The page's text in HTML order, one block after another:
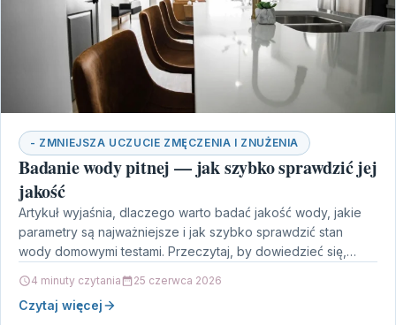
- ZMNIEJSZA UCZUCIE ZMĘCZENIA I ZNUŻENIA
Badanie wody pitnej — jak szybko sprawdzić jej
jakość
Artykuł wyjaśnia, dlaczego warto badać jakość wody, jakie
parametry są najważniejsze i jak szybko sprawdzić stan
wody domowymi testami. Przeczytaj, by dowiedzieć się,
4 minuty czytania 25 czerwca 2026
Czytaj więcej